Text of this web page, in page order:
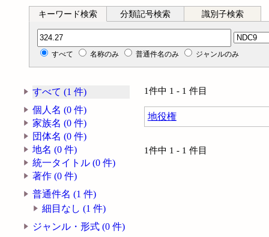
キーワード検索 分類記号検索 識別子検索
分類記号検索
すべて 名称のみ 普通件名のみ ジャンルのみ
すべて (1 件)
個人名 (0 件)
家族名 (0 件)
団体名 (0 件)
地名 (0 件)
統一タイトル (0 件)
著作 (0 件)
普通件名 (1 件)
細目なし (1 件)
ジャンル・形式 (0 件)
1件中 1 - 1 件目
地役権
1件中 1 - 1 件目